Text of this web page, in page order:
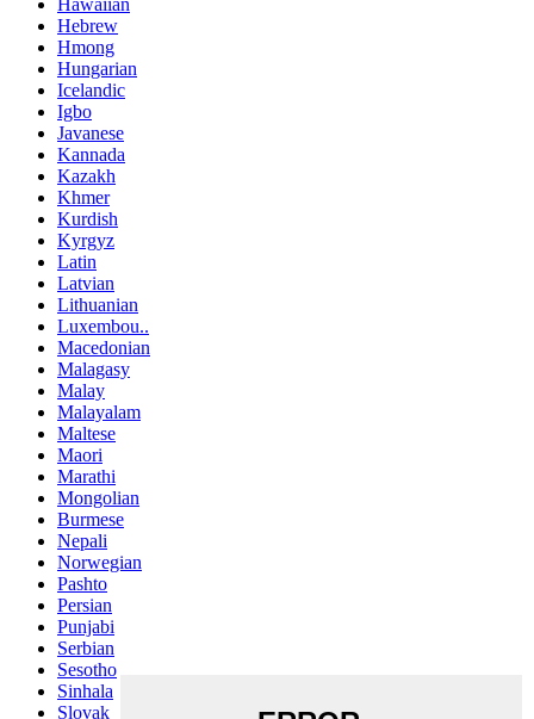
Hawaiian
Hebrew
Hmong
Hungarian
Icelandic
Igbo
Javanese
Kannada
Kazakh
Khmer
Kurdish
Kyrgyz
Latin
Latvian
Lithuanian
Luxembou..
Macedonian
Malagasy
Malay
Malayalam
Maltese
Maori
Marathi
Mongolian
Burmese
Nepali
Norwegian
Pashto
Persian
Punjabi
Serbian
Sesotho
Sinhala
Slovak